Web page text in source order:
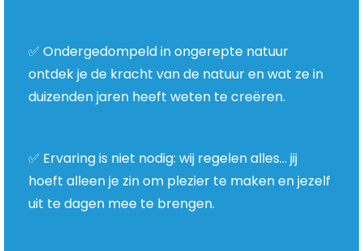
✅ Ondergedompeld in ongerepte natuur
ontdek je de kracht van de natuur en wat ze in
duizenden jaren heeft weten te creëren.
✅ Ervaring is niet nodig: wij regelen alles… jij
hoeft alleen je zin om plezier te maken en jezelf
uit te dagen mee te brengen.